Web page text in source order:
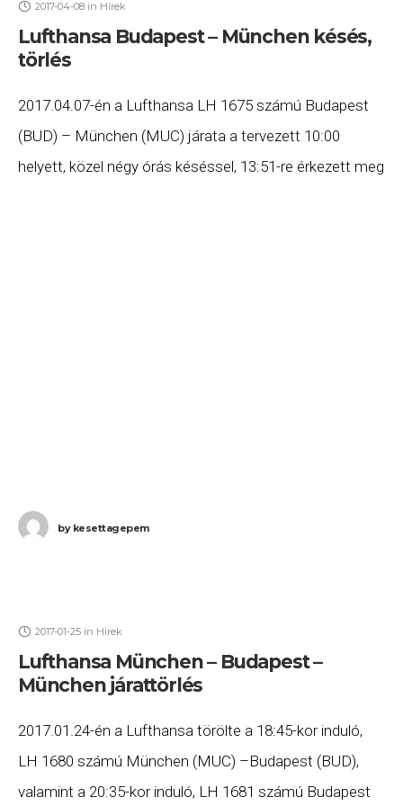
2017-04-08 in Hírek
Lufthansa Budapest – München késés,
törlés
2017.04.07-én a Lufthansa LH 1675 számú Budapest
(BUD) – München (MUC) járata a tervezett 10:00
helyett, közel négy órás késéssel, 13:51-re érkezett meg
bykesettagepem
2017-01-25 in Hírek
Lufthansa München – Budapest –
München járattörlés
2017.01.24-én a Lufthansa törölte a 18:45-kor induló,
LH 1680 számú München (MUC) –Budapest (BUD),
valamint a 20:35-kor induló, LH 1681 számú Budapest